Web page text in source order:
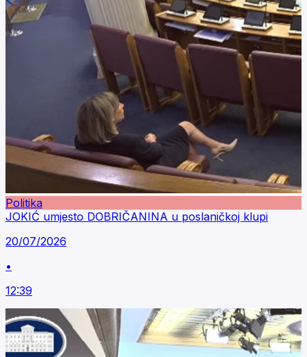
Politika
JOKIĆ umjesto DOBRIČANINA u poslaničkoj klupi
20/07/2026
•
12:39